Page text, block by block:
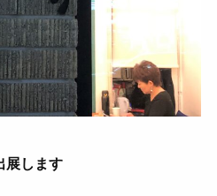
します